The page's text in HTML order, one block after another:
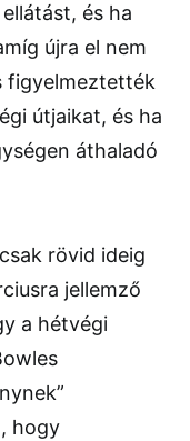
és ha
újra el nem
figyelmeztették
útjaikat, és ha
áthaladó
rövid ideig
jellemző
a hétvégi
hogy